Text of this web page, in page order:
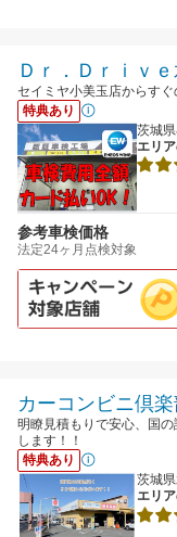
Ｄｒ．Ｄｒｉｖ
セイミヤ小美玉店からす
特典あり
茨城
エリ
参考車検価格
法定24ヶ月点検対象
カーコンビニ倶
明瞭見積もりで安心、国
します！！
特典あり
茨城
エリ